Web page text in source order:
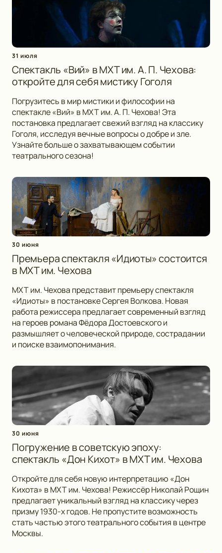
31 июля
Спектакль «Вий» в МХТ им. А. П. Чехова:
откройте для себя мистику Гоголя
Погрузитесь в мир мистики и философии на
спектакле «Вий» в МХТ им. А. П. Чехова! Эта
постановка предлагает свежий взгляд на классику
Гоголя, исследуя вечные вопросы о добре и зле.
Узнайте больше о захватывающем событии
театрального сезона!
30 июня
Премьера спектакля «Идиоты» состоится
в МХТ им. Чехова
МХТ им. Чехова представит премьеру спектакля
«Идиоты» в постановке Сергея Волкова. Новая
работа режиссера предлагает современный взгляд
на героев романа Фёдора Достоевского и
размышляет о человеческой природе, сострадании
и поиске взаимопонимания.
30 июня
Погружение в советскую эпоху:
спектакль «Дон Кихот» в МХТ им. Чехова
Откройте для себя новую интерпретацию «Дон
Кихота» в МХТ им. Чехова! Режиссёр Николай Рощин
предлагает уникальный взгляд на классику через
призму 1930-х годов. Не пропустите возможность
стать частью этого театрального события в центре
Москвы.